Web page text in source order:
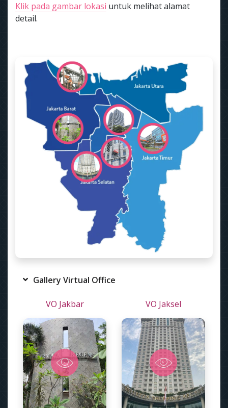
Klik pada gambar lokasi untuk melihat alamat
detail.
Gallery Virtual Office
VO Jakbar VO Jaksel